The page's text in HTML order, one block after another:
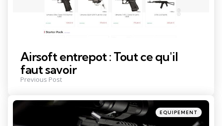
Airsoft entrepot : Tout ce qu'il
faut savoir
Previous Post
Posted
in
EQUIPEMENT